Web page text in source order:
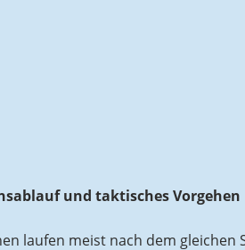
und taktisches Vorgehen
laufen meist nach dem gleichen